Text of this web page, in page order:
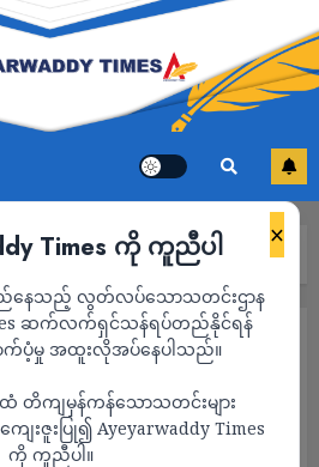
×
Times ကို ကူညီပါ
နေသည့် လွတ်လပ်သောသတင်းဌာန
ဆက်လက်ရှင်သန်ရပ်တည်နိုင်ရန်
မှု အထူးလိုအပ်နေပါသည်။
တိကျမှန်ကန်သောသတင်းများ
းဇူးပြု၍ Ayeyarwaddy Times
ကို ကူညီပါ။